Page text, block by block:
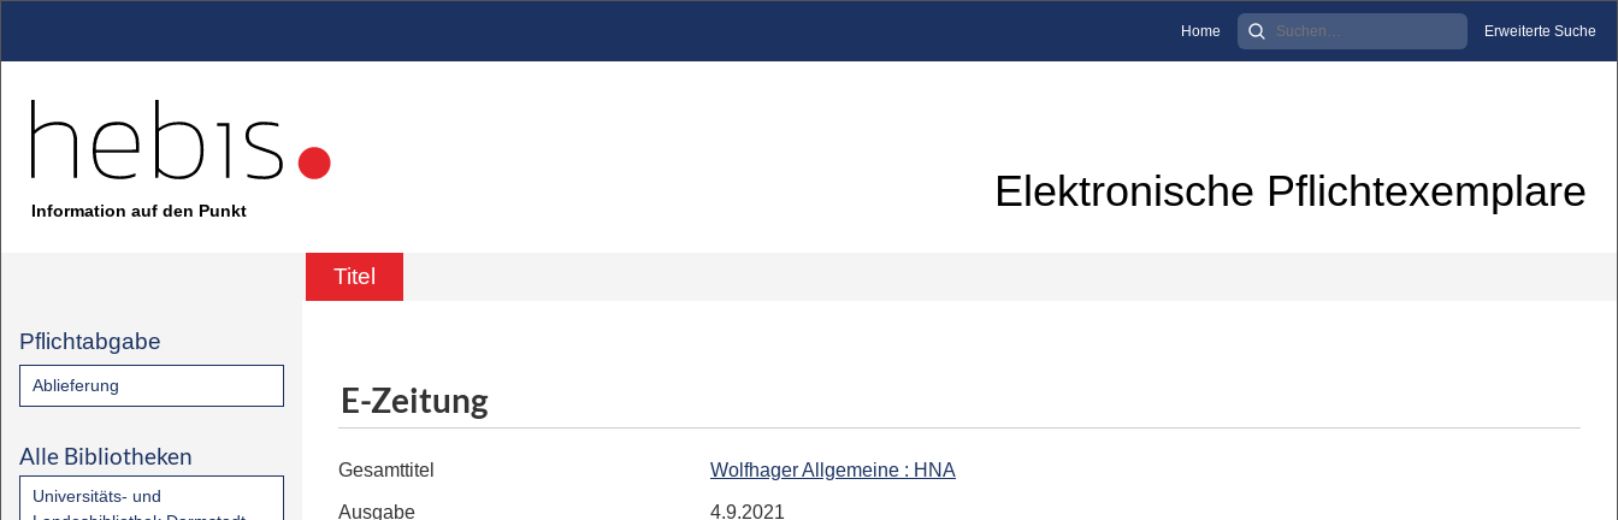
Home Erweiterte Suche
Information auf den Punkt Elektronische Pflichtexemplare
Titel
Pflichtabgabe
Ablieferung
Alle Bibliotheken
Universitäts- und
E-Zeitung
Gesamttitel Wolfhager Allgemeine : HNA
Ausgabe
4.9.2021